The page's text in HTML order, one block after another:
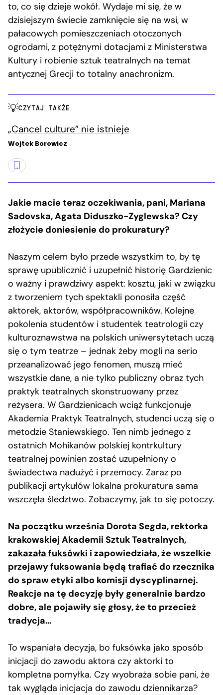
to, co się dzieje wokół. Wydaje mi się, że w
dzisiejszym świecie zamknięcie się na wsi, w
pałacowych pomieszczeniach otoczonych
ogrodami, z potężnymi dotacjami z Ministerstwa
Kultury i robienie sztuk teatralnych na temat
antycznej Grecji to totalny anachronizm.
CZYTAJ TAKŻE
„Cancel culture” nie istnieje
Wojtek Borowicz
Jakie macie teraz oczekiwania, pani, Mariana
Sadovska, Agata Diduszko-Zyglewska? Czy
złożycie doniesienie do prokuratury?
Naszym celem było przede wszystkim to, by tę
sprawę upublicznić i uzupełnić historię Gardzienic
o ważny i prawdziwy aspekt: kosztu, jaki w związku
z tworzeniem tych spektakli ponosiła część
aktorek, aktorów, współpracowników. Kolejne
pokolenia studentów i studentek teatrologii czy
kulturoznawstwa na polskich uniwersytetach uczą
się o tym teatrze – jednak żeby mogli na serio
przeanalizować jego fenomen, muszą mieć
wszystkie dane, a nie tylko publiczny obraz tych
praktyk teatralnych skonstruowany przez
reżysera. W Gardzienicach wciąż funkcjonuje
Akademia Praktyk Teatralnych, studenci uczą się o
metodzie Staniewskiego. Ten nimb jednego z
ostatnich Mohikanów polskiej kontrkultury
teatralnej powinien zostać uzupełniony o
świadectwa nadużyć i przemocy. Zaraz po
publikacji artykułów lokalna prokuratura sama
wszczęła śledztwo. Zobaczymy, jak to się potoczy.
Na początku września Dorota Segda, rektorka
krakowskiej Akademii Sztuk Teatralnych,
zakazała fuksówki i zapowiedziała, że wszelkie
przejawy fuksowania będą trafiać do rzecznika
do spraw etyki albo komisji dyscyplinarnej.
Reakcje na tę decyzję były generalnie bardzo
dobre, ale pojawiły się głosy, że to przecież
tradycja…
To wspaniała decyzja, bo fuksówka jako sposób
inicjacji do zawodu aktora czy aktorki to
kompletna pomyłka. Czy wyobraża sobie pani, że
tak wygląda inicjacja do zawodu dziennikarza?